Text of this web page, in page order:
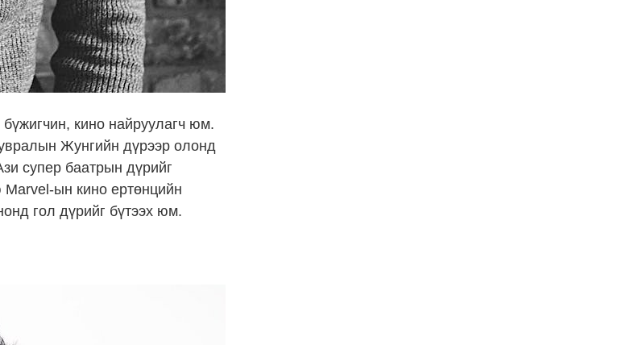
кино найруулагч юм.
Жунгийн дүрээр олонд
супер баатрын дүрийг
ын кино ертөнцийн
гол дүрийг бүтээх юм.